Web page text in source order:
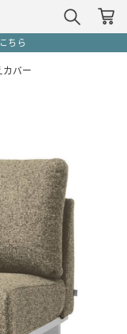
ちら
カバー